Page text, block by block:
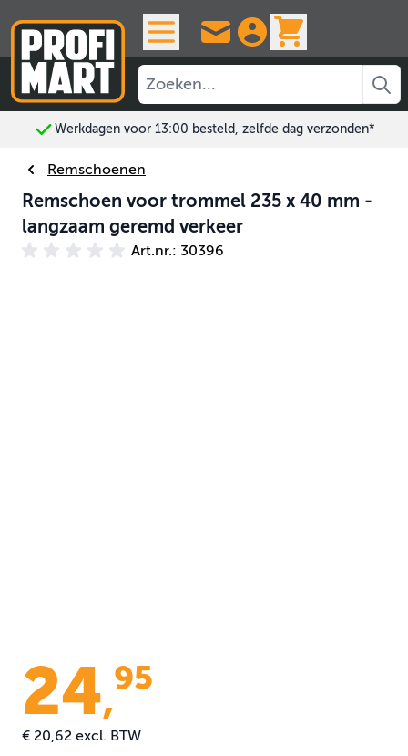
Werkdagen voor 13:00 besteld, zelfde dag verzonden*
Remschoenen
Remschoen voor trommel 235 x 40 mm -
langzaam geremd verkeer
Art.nr.: 30396
24,95
€ 20,62 excl. BTW